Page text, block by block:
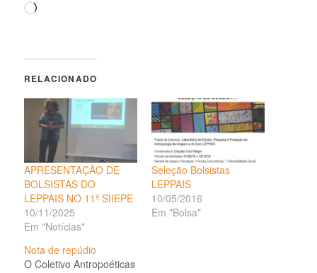
Carregando...
RELACIONADO
APRESENTAÇÃO DE
BOLSISTAS DO
LEPPAIS NO 11ª SIIEPE
10/11/2025
Em "Notícias"
Seleção Bolsistas
LEPPAIS
10/05/2016
Em "Bolsa"
Nota de repúdio
O Coletivo Antropoéticas